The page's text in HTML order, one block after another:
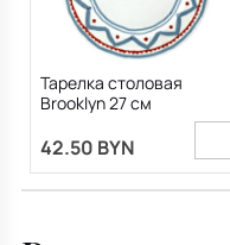
Тарелка столовая
Brooklyn 27 см
42.50 BYN